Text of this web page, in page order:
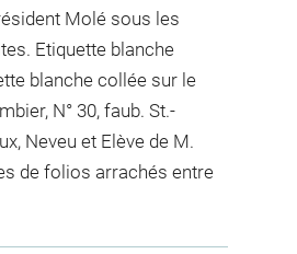
Molé sous les
Etiquette blanche
blanche collée sur le
N° 30, faub. St.-
Neveu et Elève de M.
de folios arrachés entre